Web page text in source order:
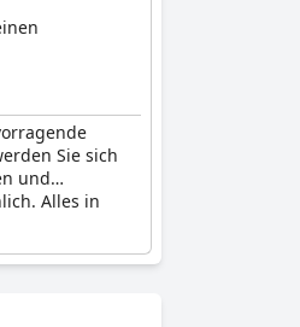
Sie sich
und
Alles in